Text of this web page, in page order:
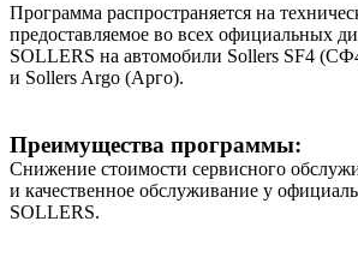
Программа распространяется на
предоставляемое во всех официальных
SOLLERS на автомобили Sollers SF4
и Sollers Argo (Арго).
Преимущества программы:
Снижение стоимости сервисного
и качественное обслуживание у
SOLLERS.